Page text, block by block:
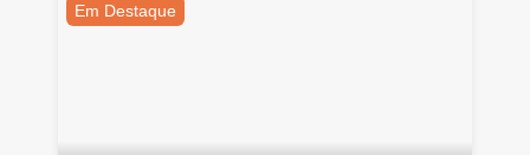
Em Destaque